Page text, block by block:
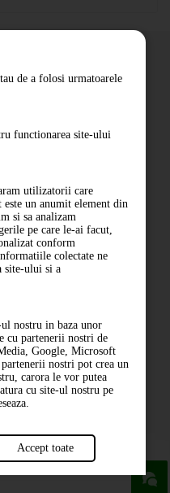
ABONARE
de a folosi urmatoarele
functionarea site-ului
utilizatorii care
este un anumit element din
si sa analizam
pe care le-ai facut,
conform
colectate ne
site-ului si a
ul nostru in baza unor
cu partenerii nostri de
Google, Microsoft
nostri pot crea un
carora le vor putea
cu site-ul nostru pe
Accept toate